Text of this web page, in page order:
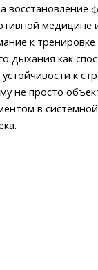
восстановление
медицине
к тренировке
дыхания как
к
не просто
в